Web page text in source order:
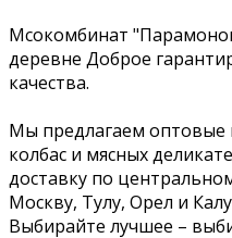
Мсокомбинат
деревне Доброе
качества.
Мы предлагаем
колбас и мясных
доставку по
Москву, Тулу, Орел и
Выбирайте лучшее –